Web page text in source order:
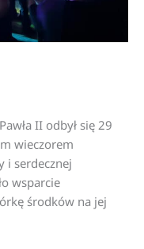
II odbył się 29
wieczorem
i serdecznej
wsparcie
środków na jej